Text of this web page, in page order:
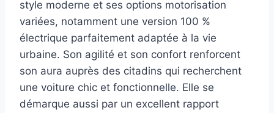
style moderne et ses options motorisation
variées, notamment une version 100 %
électrique parfaitement adaptée à la vie
urbaine. Son agilité et son confort renforcent
son aura auprès des citadins qui recherchent
une voiture chic et fonctionnelle. Elle se
démarque aussi par un excellent rapport